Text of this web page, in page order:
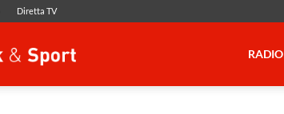
Diretta TV
RADIO